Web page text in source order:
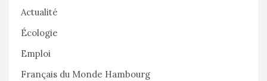
Actualité
Écologie
Emploi
Français du Monde Hambourg